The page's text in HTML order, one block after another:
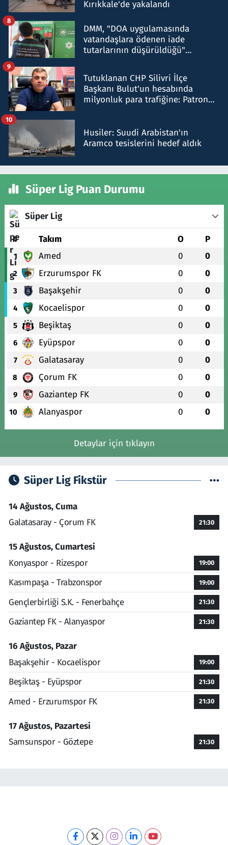
Kırıkkale'de yakalandı
DMM, "DOA uygulamasında
vatandaşlara ödenen iade
tutarlarının düşürüldüğü"
8
Tutuklanan CHP Silivri İlçe
Başkanı Bulut'un hesabında
milyonluk para trafiğine: Patron
9
Husiler: Suudi Arabistan'ın
Aramco tesislerini hedef aldık
10
Süper Lig Puan Durumu
Süper Lig
# Takım O P
1 Amed 0 0
2 Erzurumspor FK 0 0
3 Başakşehir 0 0
4 Kocaelispor 0 0
5 Beşiktaş 0 0
6 Eyüpspor 0 0
7 Galatasaray 0 0
8 Çorum FK 0 0
9 Gaziantep FK 0 0
10 Alanyaspor 0 0
Detaylar için tıklayın
Süper Lig Fikstür
14 Ağustos, Cuma
Galatasaray - Çorum FK
21:30
15 Ağustos, Cumartesi
Konyaspor - Rizespor
19:00
Kasımpaşa - Trabzonspor 19:00
Gençlerbirliği S.K. - Fenerbahçe 21:30
Gaziantep FK - Alanyaspor 21:30
16 Ağustos, Pazar
Başakşehir - Kocaelispor
19:00
Beşiktaş - Eyüpspor 21:30
Amed - Erzurumspor FK 21:30
17 Ağustos, Pazartesi
Samsunspor - Göztepe
21:30